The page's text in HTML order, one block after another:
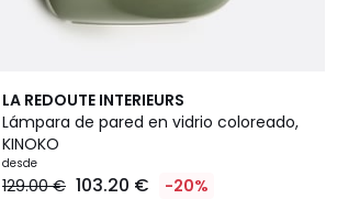
LA REDOUTE INTERIEURS
Lámpara de pared en vidrio coloreado,
KINOKO
desde
129.00 € 103.20 € -20%
3,9
/ 5
4
Colores